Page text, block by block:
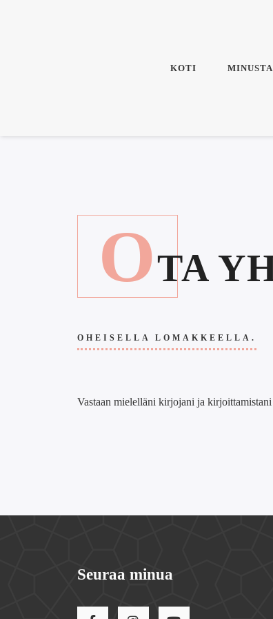
KOTI MINUSTA
OTA
OHEISELLA LOMAKKEELLA.
Vastaan mielelläni kirjojani ja
Seuraa minua